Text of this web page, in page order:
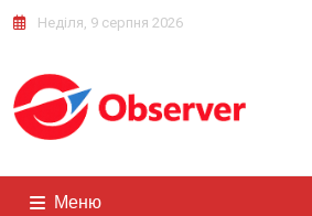
Неділя, 9 серпня 2026
Меню